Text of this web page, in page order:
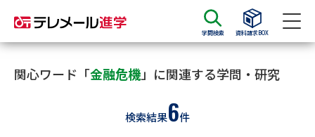
学問検索 資料請求BOX
資料請求 資料検索
大学・短大の資料種類から請求
関心ワード「金融危機」に関連する学問・研究
検索結果6件